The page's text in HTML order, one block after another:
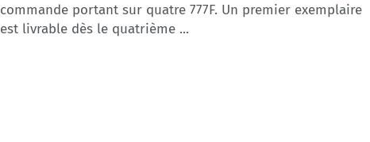
commande portant sur quatre 777F. Un premier exemplaire
est livrable dès le quatrième ...